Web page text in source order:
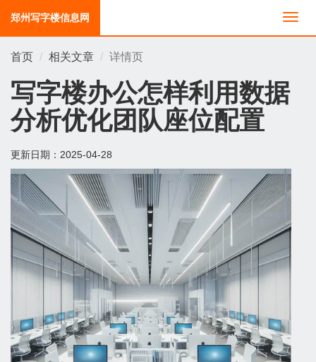
切
换
郑州写字楼信息网
首页 相关文章 详情页
写字楼办公怎样利用数据
分析优化团队座位配置
更新日期： 2025-04-28